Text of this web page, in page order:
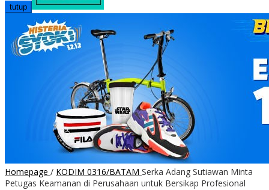
tutup
Homepage / KODIM 0316/BATAM Serka Adang Sutiawan Minta
Petugas Keamanan di Perusahaan untuk Bersikap Profesional